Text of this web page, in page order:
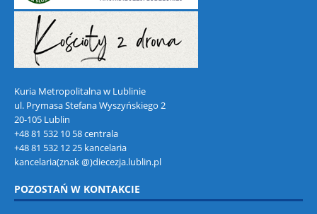
Kuria Metropolitalna w Lublinie
ul. Prymasa Stefana Wyszyńskiego 2
20-105 Lublin
+48 81 532 10 58 centrala
+48 81 532 12 25 kancelaria
kancelaria(znak @)diecezja.lublin.pl
POZOSTAŃ W KONTAKCIE